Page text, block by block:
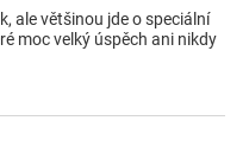
ale většinou jde o speciální
moc velký úspěch ani nikdy